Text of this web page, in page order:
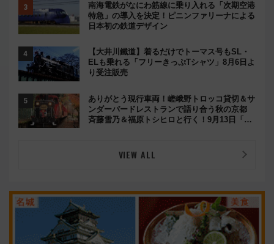
南海電鉄がなにわ筋線に乗り入れる「次期空港
特急」の導入を決定！ピニンファリーナによる
日本初の鉄道デザイン
【大井川鐵道】着るだけでトーマス号もSL・
ELも乗れる「フリーきっぷTシャツ」8月6日よ
り受注販売
ありがとう現行車両！嵯峨野トロッコ貸切＆サ
ンダーバードレストランで語り合う秋の京都
斉藤雪乃＆福原トシヒロと行く！9月13日「京
VIEW ALL